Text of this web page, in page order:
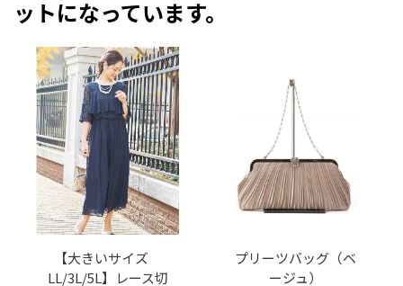
ットになっています。
【大きいサイズ
LL/3L/5L】レース切
プリーツバッグ（ベ
ージュ）